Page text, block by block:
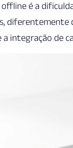
offline é a
diferentemente
integração de